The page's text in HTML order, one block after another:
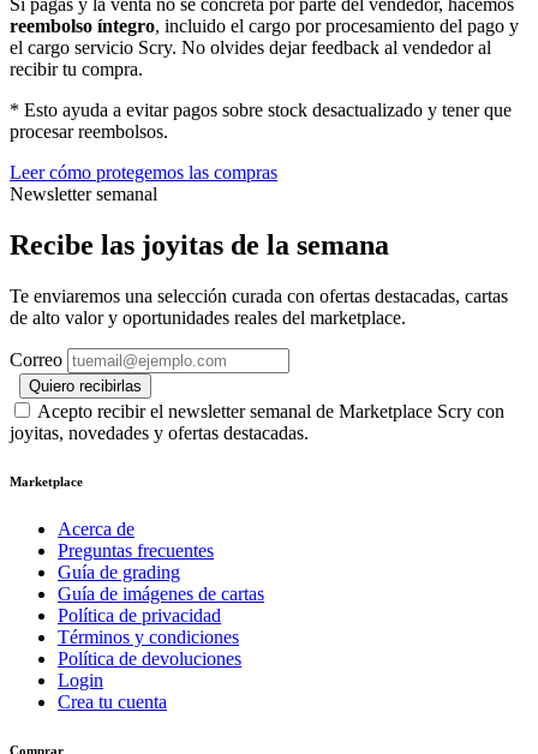
Si pagas y la venta no se concreta por parte del vendedor, hacemos
reembolso íntegro, incluido el cargo por procesamiento del pago y
el cargo servicio Scry. No olvides dejar feedback al vendedor al
recibir tu compra.
* Esto ayuda a evitar pagos sobre stock desactualizado y tener que
procesar reembolsos.
Leer cómo protegemos las compras
Newsletter semanal
Recibe las joyitas de la semana
Te enviaremos una selección curada con ofertas destacadas, cartas
de alto valor y oportunidades reales del marketplace.
Correo
Quiero recibirlas
Acepto recibir el newsletter semanal de Marketplace Scry con
joyitas, novedades y ofertas destacadas.
Marketplace
Acerca de
Preguntas frecuentes
Guía de grading
Guía de imágenes de cartas
Política de privacidad
Términos y condiciones
Política de devoluciones
Login
Crea tu cuenta
Comprar